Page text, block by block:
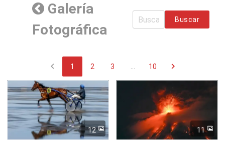
Galería
Fotográfica
Buscar
chevron_left 1 2 3 ... 10 chevron_right
12 11